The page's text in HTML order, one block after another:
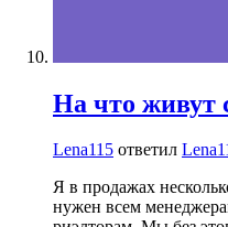
На что живут
Lena115 ответил
Я в продажах
нужен всем